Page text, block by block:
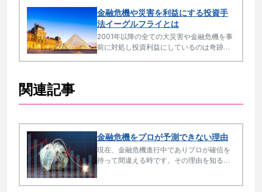
金融危機や災害を利益にする投資手
法イーグルフライとは
2001年以降の全ての大災害や金融危機を事
前に対処し投資利益にしているのは奇跡的
関連記事
金融危機をプロが予測できない理由
現在、金融危機進行中でありプロが確信を
持って間違える時です。その理由を知るこ